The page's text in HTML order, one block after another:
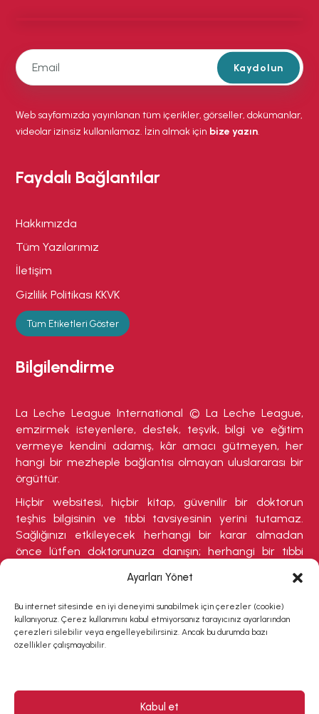
Ayarları Yönet
Bu internet sitesinde en iyi deneyimi sunabilmek için çerezler (cookie)
kullanıyoruz. Çerez kullanımını kabul etmiyorsanız tarayıcınız ayarlarından
çerezleri silebilir veya engelleyebilirsiniz. Ancak bu durumda bazı
özellikler çalışmayabilir.
Kabul et
Kaydolun
Web sayfamızda yayınlanan tüm içerikler, görseller, dokümanlar,
videolar izinsiz kullanılamaz. İzin almak için bize yazın.
Faydalı Bağlantılar
Hakkımızda
Tüm Yazılarımız
İletişim
Gizlilik Politikası KKVK
Tüm Etiketleri Göster
Bilgilendirme
La Leche League International © La Leche League,
emzirmek isteyenlere, destek, teşvik, bilgi ve eğitim
vermeye kendini adamış, kâr amacı gütmeyen, her
hangi bir mezheple bağlantısı olmayan uluslararası bir
örgüttür.
Hiçbir websitesi, hiçbir kitap, güvenilir bir doktorun
teşhis bilgisinin ve tıbbi tavsiyesinin yerini tutamaz.
Sağlığınızı etkileyecek herhangi bir karar almadan
önce lütfen doktorunuza danışın; herhangi bir tıbbi
gerektirebilecek herhangi bir belirti varsa buna özellikle
dikkat ediniz.
Copyright © 2026 La Leche League Türkiye | All rights